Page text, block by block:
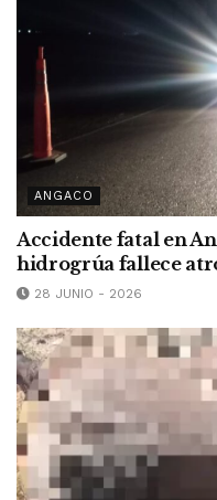
ANGACO
Accidente fatal en
hidrogrúa fallece
28 JUNIO - 2026